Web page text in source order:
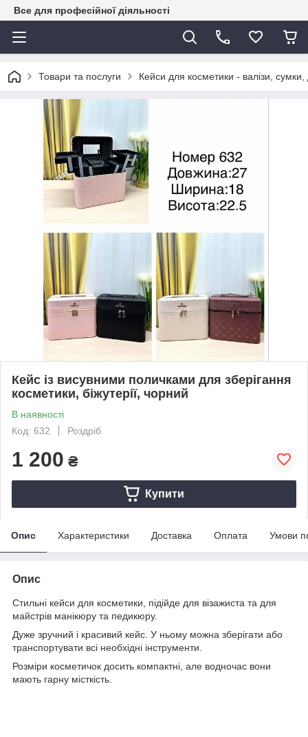
Все для професійної діяльності
Товари та послуги Кейси для косметики - валізи, сумки,
Кейс із висувними поличками для зберігання
косметики, біжутерії, чорний
В наявності
Код: 632
Роздріб
1 200 ₴
Купити
Опис Характеристики Доставка Оплата Умови
Опис
Стильні кейси для косметики, підійде для візажиста та для
майстрів манікюру та педикюру.
Дуже зручний і красивий кейс. У ньому можна зберігати або
транспортувати всі необхідні інструменти.
Розміри косметичок досить компактні, але водночас вони
мають гарну місткість.